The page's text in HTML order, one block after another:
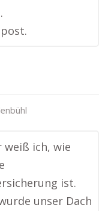
weiß ich, wie
ist.
unser Dach